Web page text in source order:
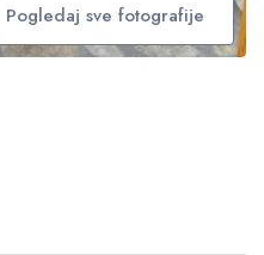
Pogledaj sve fotografije